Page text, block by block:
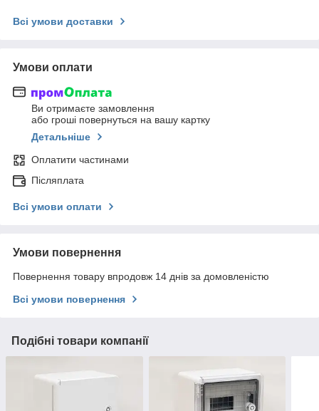
Всі умови доставки
Умови оплати
Ви отримаєте замовлення
або гроші повернуться на вашу картку
Детальніше
Оплатити частинами
Післяплата
Всі умови оплати
Умови повернення
Повернення товару впродовж 14 днів за домовленістю
Всі умови повернення
Подібні товари компанії